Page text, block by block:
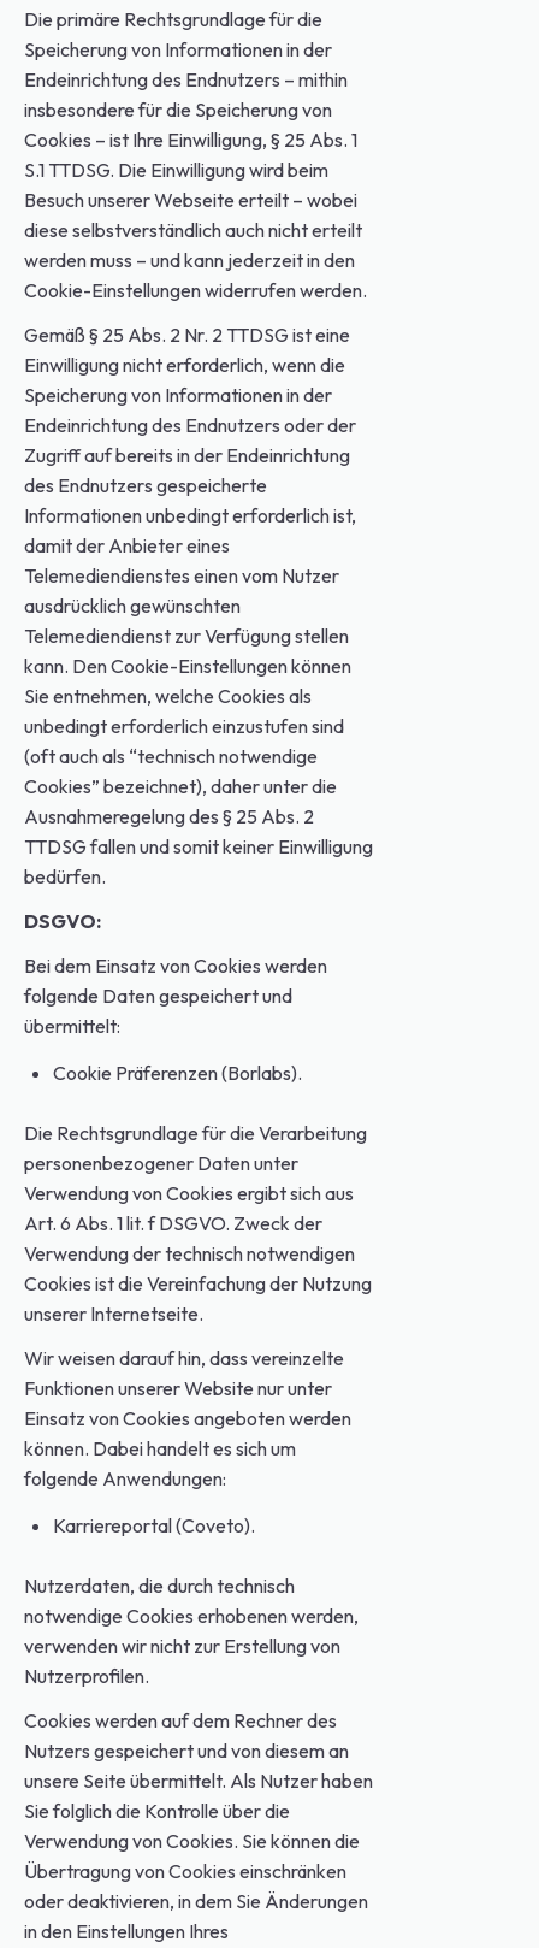
Die primäre Rechtsgrundlage für die
Speicherung von Informationen in der
Endeinrichtung des Endnutzers – mithin
insbesondere für die Speicherung von
Cookies – ist Ihre Einwilligung, § 25 Abs. 1
S.1 TTDSG. Die Einwilligung wird beim
Besuch unserer Webseite erteilt – wobei
diese selbstverständlich auch nicht erteilt
werden muss – und kann jederzeit in den
Cookie-Einstellungen widerrufen werden.
Gemäß § 25 Abs. 2 Nr. 2 TTDSG ist eine
Einwilligung nicht erforderlich, wenn die
Speicherung von Informationen in der
Endeinrichtung des Endnutzers oder der
Zugriff auf bereits in der Endeinrichtung
des Endnutzers gespeicherte
Informationen unbedingt erforderlich ist,
damit der Anbieter eines
Telemediendienstes einen vom Nutzer
ausdrücklich gewünschten
Telemediendienst zur Verfügung stellen
kann. Den Cookie-Einstellungen können
Sie entnehmen, welche Cookies als
unbedingt erforderlich einzustufen sind
(oft auch als “technisch notwendige
Cookies” bezeichnet), daher unter die
Ausnahmeregelung des § 25 Abs. 2
TTDSG fallen und somit keiner Einwilligung
bedürfen.
DSGVO:
Bei dem Einsatz von Cookies werden
folgende Daten gespeichert und
übermittelt:
Cookie Präferenzen (Borlabs).
Die Rechtsgrundlage für die Verarbeitung
personenbezogener Daten unter
Verwendung von Cookies ergibt sich aus
Art. 6 Abs. 1 lit. f DSGVO. Zweck der
Verwendung der technisch notwendigen
Cookies ist die Vereinfachung der Nutzung
unserer Internetseite.
Wir weisen darauf hin, dass vereinzelte
Funktionen unserer Website nur unter
Einsatz von Cookies angeboten werden
können. Dabei handelt es sich um
folgende Anwendungen:
Karriereportal (Coveto).
Nutzerdaten, die durch technisch
notwendige Cookies erhobenen werden,
verwenden wir nicht zur Erstellung von
Nutzerprofilen.
Cookies werden auf dem Rechner des
Nutzers gespeichert und von diesem an
unsere Seite übermittelt. Als Nutzer haben
Sie folglich die Kontrolle über die
Verwendung von Cookies. Sie können die
Übertragung von Cookies einschränken
oder deaktivieren, in dem Sie Änderungen
in den Einstellungen Ihres